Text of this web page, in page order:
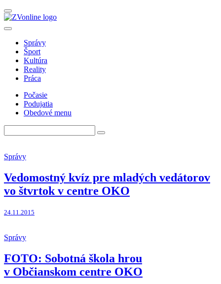
Správy
Šport
Kultúra
Reality
Práca
Počasie
Podujatia
Obedové menu
Správy
Vedomostný kvíz pre mladých vedátorov
vo štvrtok v centre OKO
24.11.2015
Správy
FOTO: Sobotná škola hrou
v Občianskom centre OKO